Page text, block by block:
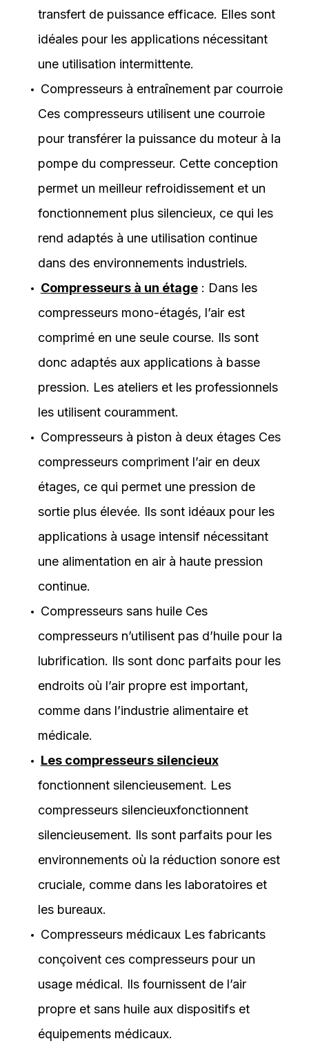
transfert de puissance efficace. Elles sont
idéales pour les applications nécessitant
une utilisation intermittente.
Compresseurs à entraînement par courroie
Ces compresseurs utilisent une courroie
pour transférer la puissance du moteur à la
pompe du compresseur. Cette conception
permet un meilleur refroidissement et un
fonctionnement plus silencieux, ce qui les
rend adaptés à une utilisation continue
dans des environnements industriels.
Compresseurs à un étage: Dans les
compresseurs mono-étagés, l’air est
comprimé en une seule course. Ils sont
donc adaptés aux applications à basse
pression. Les ateliers et les professionnels
les utilisent couramment.
Compresseurs à piston à deux étagesCes
compresseurs compriment l’air en deux
étages, ce qui permet une pression de
sortie plus élevée. Ils sont idéaux pour les
applications à usage intensif nécessitant
une alimentation en air à haute pression
continue.
Compresseurs sans huileCes
compresseurs n’utilisent pas d’huile pour la
lubrification. Ils sont donc parfaits pour les
endroits où l’air propre est important,
comme dans l’industrie alimentaire et
médicale.
Les compresseurs silencieux
fonctionnent silencieusement. Les
compresseurs silencieuxfonctionnent
silencieusement. Ils sont parfaits pour les
environnements où la réduction sonore est
cruciale, comme dans les laboratoires et
les bureaux.
Compresseurs médicauxLes fabricants
conçoivent ces compresseurs pour un
usage médical. Ils fournissent de l’air
propre et sans huile aux dispositifs et
équipements médicaux.